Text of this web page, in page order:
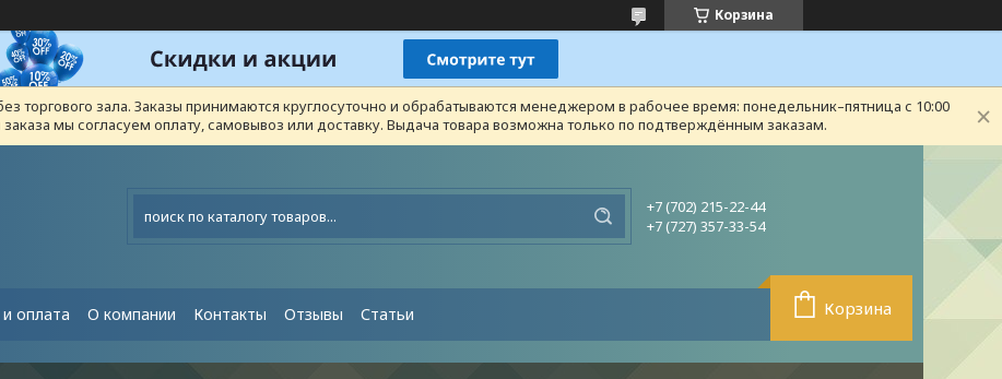
Корзина
торгового зала. Заказы принимаются круглосуточно и обрабатываются менеджером в рабочее время: понедельник–пятница с 10:00
мы согласуем оплату, самовывоз или доставку. Выдача товара возможна только по подтверждённым заказам.
+7 (702) 215-22-44
+7 (727) 357-33-54
оплата О компании Контакты Отзывы Статьи Корзина